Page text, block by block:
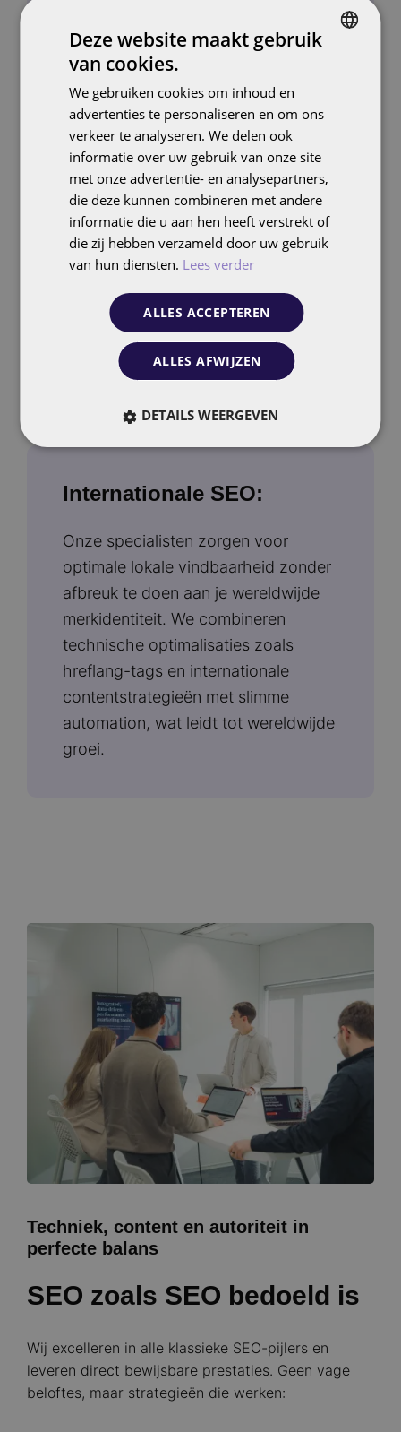
automatiseringen zorgen we ervoor
dat jouw merk altijd vindbaar is op
duizenden relevante prompts.
Volledige integratie met je
bestaande strategieën
andere kanalen zoals Google, TikTok
en YouTube, waardoor jouw merk
maximaal profiteert van een
geïntegreerde online aanpak.
Internationale SEO:
Onze specialisten zorgen voor
optimale lokale vindbaarheid zonder
afbreuk te doen aan je wereldwijde
merkidentiteit. We combineren
technische optimalisaties zoals
hreflang-tags en internationale
contentstrategieën met slimme
automation, wat leidt tot wereldwijde
groei.
Techniek, content en autoriteit in
perfecte balans
SEO zoals SEO bedoeld is
Wij excelleren in alle klassieke SEO-pijlers en
leveren direct bewijsbare prestaties. Geen vage
beloftes, maar strategieën die werken:
Deze website maakt gebruik
van cookies.
We gebruiken cookies om inhoud en
advertenties te personaliseren en om ons
verkeer te analyseren. We delen ook
informatie over uw gebruik van onze site
met onze advertentie- en analysepartners,
die deze kunnen combineren met andere
informatie die u aan hen heeft verstrekt of
die zij hebben verzameld door uw gebruik
van hun diensten. Lees verder
ALLES ACCEPTEREN
ALLES AFWIJZEN
DETAILS WEERGEVEN